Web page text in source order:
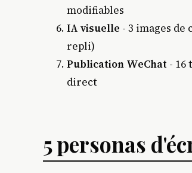
modifiables
IA visuelle - 3 images
repli)
Publication WeChat -
direct
5 personas